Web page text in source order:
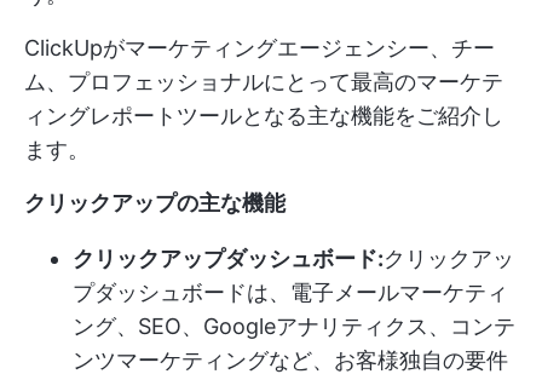
ClickUpがマーケティングエージェンシー、チー
ム、プロフェッショナルにとって最高のマーケテ
ィングレポートツールとなる主な機能をご紹介し
ます。
クリックアップの主な機能
クリックアップダッシュボード:クリックアッ
プダッシュボードは、電子メールマーケティ
ング、SEO、Googleアナリティクス、コンテ
ンツマーケティングなど、お客様独自の要件